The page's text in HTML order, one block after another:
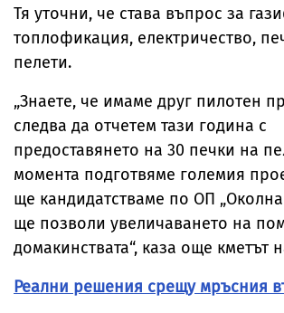
Тя уточни, че става въпрос за
топлофикация, електричество,
пелети.
„Знаете, че имаме друг пилотен
следва да отчетем тази година с
предоставянето на 30 печки на
момента подготвяме големия
ще кандидатстваме по ОП „Околна
ще позволи увеличаването на
домакинствата“, каза още кметът
Реални решения срещу мръсния